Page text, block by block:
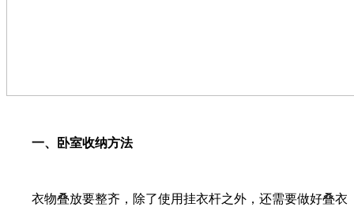
一、卧室收纳方法
衣物叠放要整齐，除了使用挂衣杆之外，还需要做好叠衣